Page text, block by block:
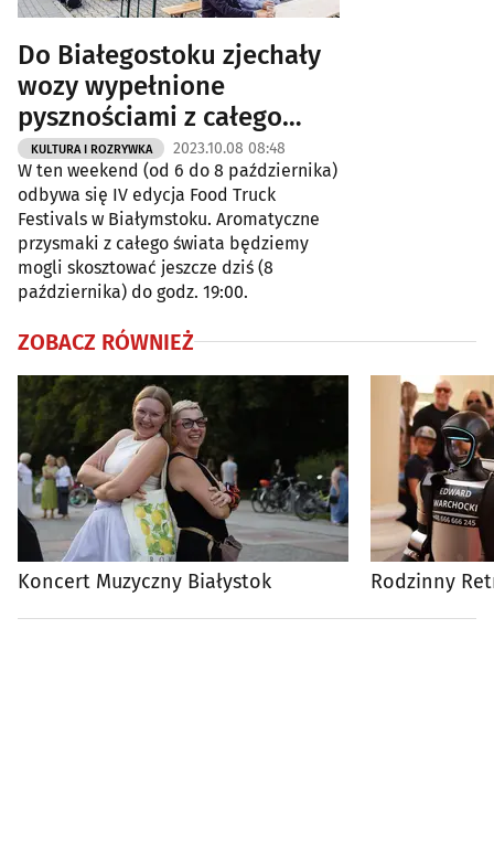
Do Białegostoku zjechały
wozy wypełnione
pysznościami z całego
świata [ZDJĘCIA]
KULTURA I ROZRYWKA 2023.10.08 08:48
W ten weekend (od 6 do 8 października)
odbywa się IV edycja Food Truck
Festivals w Białymstoku. Aromatyczne
przysmaki z całego świata będziemy
mogli skosztować jeszcze dziś (8
października) do godz. 19:00.
ZOBACZ RÓWNIEŻ
Koncert Muzyczny Białystok Rodzinny